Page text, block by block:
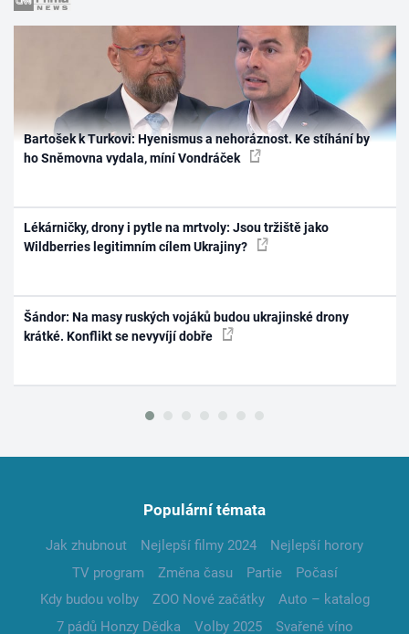
Bartošek k Turkovi: Hyenismus a nehoráznost. Ke stíhání by
ho Sněmovna vydala, míní Vondráček
Lékárničky, drony i pytle na mrtvoly: Jsou tržiště jako
Wildberries legitimním cílem Ukrajiny?
Šándor: Na masy ruských vojáků budou ukrajinské drony
krátké. Konflikt se nevyvíjí dobře
Populární témata
Jak zhubnout Nejlepší filmy 2024
Nejlepší horory
TV program
Změna času Partie
Počasí
Kdy budou volby
ZOO Nové začátky
Auto – katalog
7 pádů Honzy Dědka
Volby 2025
Svařené víno